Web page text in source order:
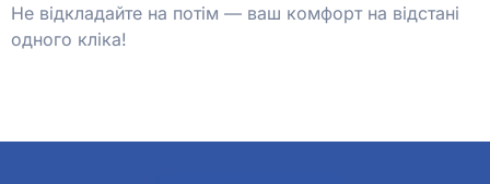
Не відкладайте на потім — ваш комфорт на відстані
одного кліка!